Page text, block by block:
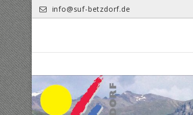
Skip
to
content
info@suf-betzdorf.de